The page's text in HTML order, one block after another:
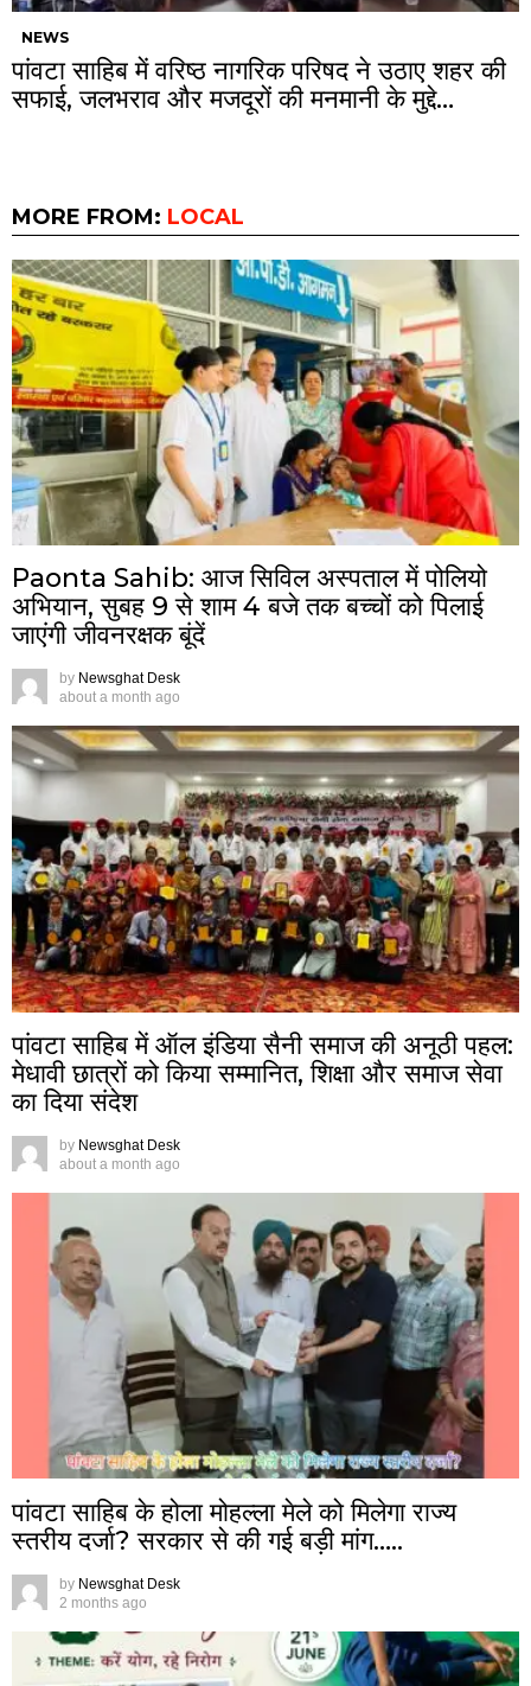
NEWS
पांवटा साहिब में वरिष्ठ नागरिक परिषद ने उठाए शहर की
सफाई, जलभराव और मजदूरों की मनमानी के मुद्दे…
MORE FROM: LOCAL
Paonta Sahib: आज सिविल अस्पताल में पोलियो
अभियान, सुबह 9 से शाम 4 बजे तक बच्चों को पिलाई
जाएंगी जीवनरक्षक बूंदें
by Newsghat Desk
about a month ago
पांवटा साहिब में ऑल इंडिया सैनी समाज की अनूठी पहल:
मेधावी छात्रों को किया सम्मानित, शिक्षा और समाज सेवा
का दिया संदेश
by Newsghat Desk
about a month ago
पांवटा साहिब के होला मोहल्ला मेले को मिलेगा राज्य
स्तरीय दर्जा? सरकार से की गई बड़ी मांग…..
by Newsghat Desk
2 months ago